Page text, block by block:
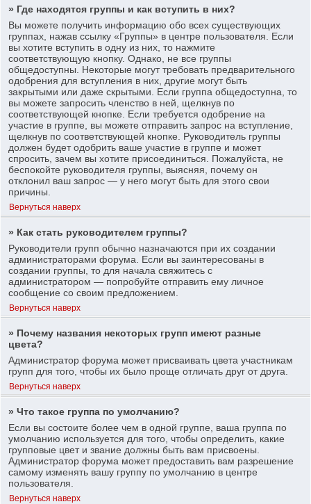
» Где находятся группы и как вступить в них?
Вы можете получить информацию обо всех существующих
группах, нажав ссылку «Группы» в центре пользователя. Если
вы хотите вступить в одну из них, то нажмите
соответствующую кнопку. Однако, не все группы
общедоступны. Некоторые могут требовать предварительного
одобрения для вступления в них, другие могут быть
закрытыми или даже скрытыми. Если группа общедоступна, то
вы можете запросить членство в ней, щелкнув по
соответствующей кнопке. Если требуется одобрение на
участие в группе, вы можете отправить запрос на вступление,
щелкнув по соответствующей кнопке. Руководитель группы
должен будет одобрить ваше участие в группе и может
спросить, зачем вы хотите присоединиться. Пожалуйста, не
беспокойте руководителя группы, выясняя, почему он
отклонил ваш запрос — у него могут быть для этого свои
причины.
Вернуться наверх
» Как стать руководителем группы?
Руководители групп обычно назначаются при их создании
администраторами форума. Если вы заинтересованы в
создании группы, то для начала свяжитесь с
администратором — попробуйте отправить ему личное
сообщение со своим предложением.
Вернуться наверх
» Почему названия некоторых групп имеют разные
цвета?
Администратор форума может присваивать цвета участникам
групп для того, чтобы их было проще отличать друг от друга.
Вернуться наверх
» Что такое группа по умолчанию?
Если вы состоите более чем в одной группе, ваша группа по
умолчанию используется для того, чтобы определить, какие
групповые цвет и звание должны быть вам присвоены.
Администратор форума может предоставить вам разрешение
самому изменять вашу группу по умолчанию в центре
пользователя.
Вернуться наверх